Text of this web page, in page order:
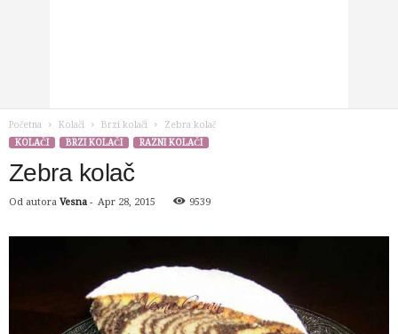
Početna Kolači Brzi kolači
Zebra kolač
KOLAČI
BRZI KOLAČI RAZNI KOLAČI
Zebra kolač
Od autora Vesna - Apr 28, 2015 9539